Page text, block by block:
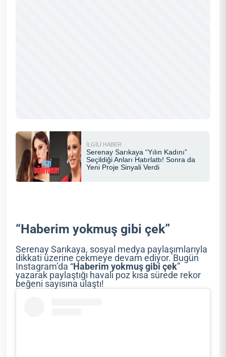
“Haberim yokmuş gibi çek”
Serenay Sarıkaya, sosyal medya paylaşımlarıyla
dikkati üzerine çekmeye devam ediyor. Bugün
Instagram’da “Haberim yokmuş gibi çek”
yazarak paylaştığı havalı poz kısa sürede rekor
beğeni sayısına ulaştı!